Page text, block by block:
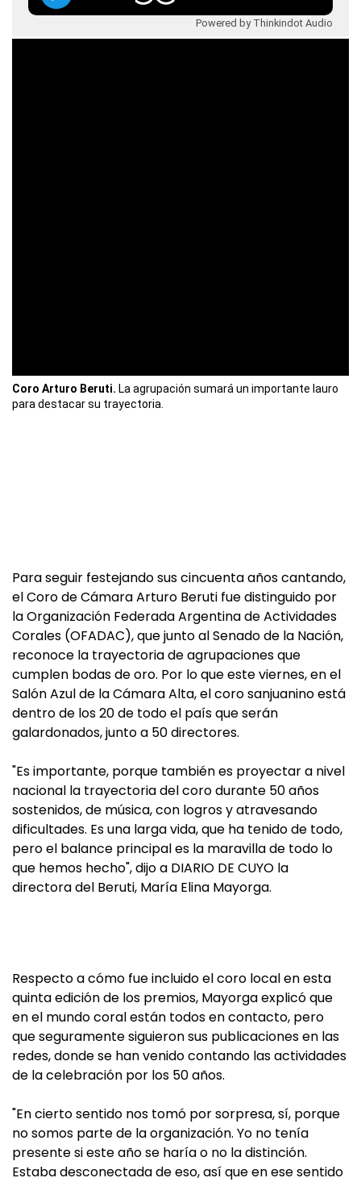
Powered by Thinkindot Audio
Coro Arturo Beruti. La agrupación sumará un importante lauro
para destacar su trayectoria.
Para seguir festejando sus cincuenta años cantando,
el Coro de Cámara Arturo Beruti fue distinguido por
la Organización Federada Argentina de Actividades
Corales (OFADAC), que junto al Senado de la Nación,
reconoce la trayectoria de agrupaciones que
cumplen bodas de oro. Por lo que este viernes, en el
Salón Azul de la Cámara Alta, el coro sanjuanino está
dentro de los 20 de todo el país que serán
galardonados, junto a 50 directores.
"Es importante, porque también es proyectar a nivel
nacional la trayectoria del coro durante 50 años
sostenidos, de música, con logros y atravesando
dificultades. Es una larga vida, que ha tenido de todo,
pero el balance principal es la maravilla de todo lo
que hemos hecho", dijo a DIARIO DE CUYO la
directora del Beruti, María Elina Mayorga.
Respecto a cómo fue incluido el coro local en esta
quinta edición de los premios, Mayorga explicó que
en el mundo coral están todos en contacto, pero
que seguramente siguieron sus publicaciones en las
redes, donde se han venido contando las actividades
de la celebración por los 50 años.
"En cierto sentido nos tomó por sorpresa, sí, porque
no somos parte de la organización. Yo no tenía
presente si este año se haría o no la distinción.
Estaba desconectada de eso, así que en ese sentido